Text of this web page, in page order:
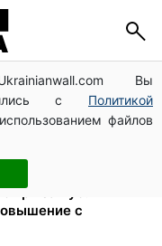
Вы
с Политикой
файлов
справилась,
без света
сохранят
возраста:
грн за куб:
с